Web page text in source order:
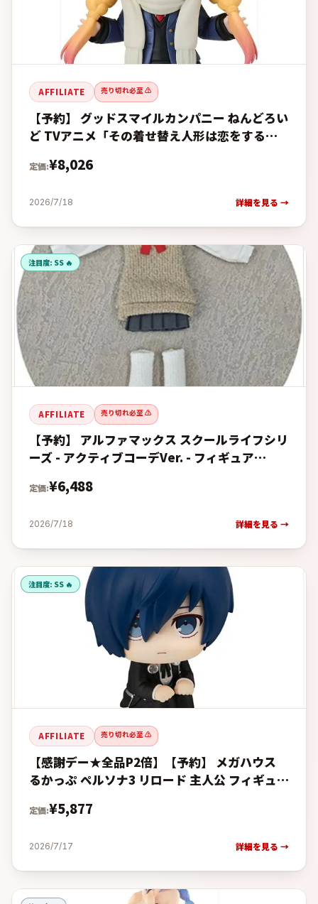
AFFILIATE 売り切れ必至 ⚠️
【予約】 グッドスマイルカンパニー ねんどろい
ど TVアニメ「その着せ替え人形は恋をする」
【2027年
定価:¥8,026
2026/7/18 詳細を見る →
注目度: SS 🔥
AFFILIATE 売り切れ必至 ⚠️
【予約】 アルファマックス スクールライフシリ
ーズ - アクティブコーデVer. - フィギュア
ド【楽天 vs
定価:¥6,488
2026/7/18 詳細を見る →
注目度: SS 🔥
AFFILIATE 売り切れ必至 ⚠️
【感謝デー★全品P2倍】【予約】 メガハウス
るかっぷ ペルソナ3 リロード 主人公 フィギュア
ド【楽天 vs
定価:¥5,877
2026/7/17 詳細を見る →